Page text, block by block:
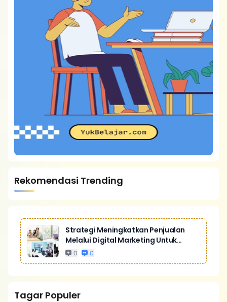
Rekomendasi Trending
Strategi Meningkatkan Penjualan
Melalui Digital Marketing Untuk
Bisnis Yang Lebih Kompetitif
0 0
Tagar Populer